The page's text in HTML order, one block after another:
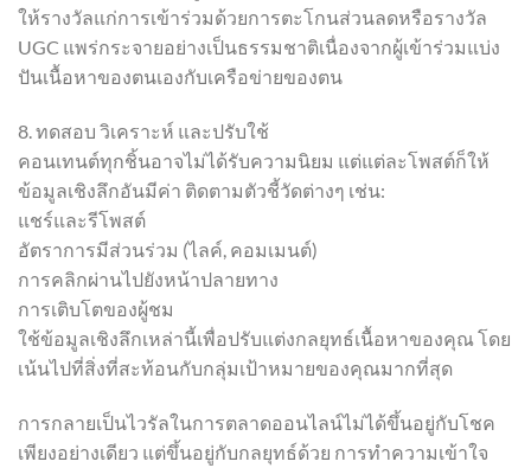
ให้รางวัลแก่การเข้าร่วมด้วยการตะโกนส่วนลดหรือรางวัล
UGC แพร่กระจายอย่างเป็นธรรมชาติเนื่องจากผู้เข้าร่วมแบ่ง
ปันเนื้อหาของตนเองกับเครือข่ายของตน
8. ทดสอบ วิเคราะห์ และปรับใช้
คอนเทนต์ทุกชิ้นอาจไม่ได้รับความนิยม แต่แต่ละโพสต์ก็ให้
ข้อมูลเชิงลึกอันมีค่า ติดตามตัวชี้วัดต่างๆ เช่น:
แชร์และรีโพสต์
อัตราการมีส่วนร่วม (ไลค์, คอมเมนต์)
การคลิกผ่านไปยังหน้าปลายทาง
การเติบโตของผู้ชม
ใช้ข้อมูลเชิงลึกเหล่านี้เพื่อปรับแต่งกลยุทธ์เนื้อหาของคุณ โดย
เน้นไปที่สิ่งที่สะท้อนกับกลุ่มเป้าหมายของคุณมากที่สุด
การกลายเป็นไวรัลในการตลาดออนไลน์ไม่ได้ขึ้นอยู่กับโชค
เพียงอย่างเดียว แต่ขึ้นอยู่กับกลยุทธ์ด้วย การทำความเข้าใจ